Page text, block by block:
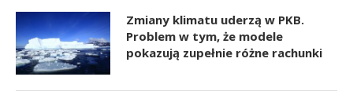
Zmiany klimatu uderzą w PKB.
Problem w tym, że modele
pokazują zupełnie różne rachunki